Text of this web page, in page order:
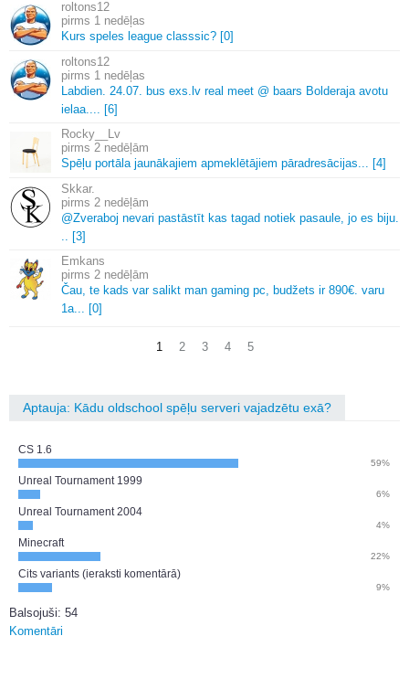
roltons12
1 nedēļas
Kurs speles league classsic? [0]
roltons12
1 nedēļas
Labdien. 24. 07. bus exs. lv real meet @ baars Bolderaja avotu
ielaa.
[6]
Rocky__Lv
2 nedēļām
Spēļu portāla jaunākajiem apmeklētājiem pāradresācijas.
[4]
Skkar.
2 nedēļām
@Zveraboj nevari pastāstīt kas tagad notiek pasaule, jo es biju.
[3]
Emkans
2 nedēļām
Čau, te kads var salikt man gaming pc, budžets ir 890€. varu
1a.
[0]
1 2 3 4 5
Aptauja: Kādu oldschool spēļu serveri vajadzētu exā?
CS 1.6
59%
Unreal Tournament 1999
6%
Unreal Tournament 2004
4%
Minecraft
22%
Cits variants (ieraksti komentārā)
9%
Balsojuši: 54
Komentāri